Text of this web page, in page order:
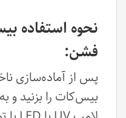
نحوه استفاده
فشن:
پس از آماده‌سازی